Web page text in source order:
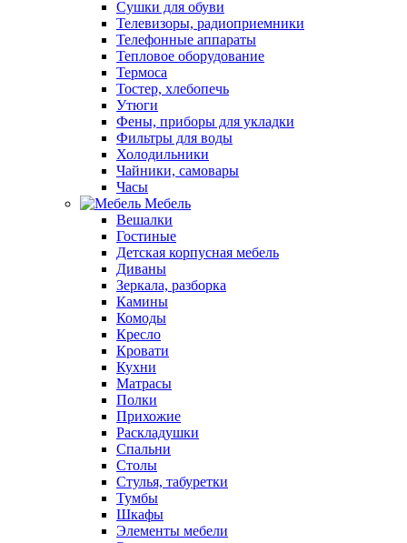
Сушки для обуви
Телевизоры, радиоприемники
Телефонные аппараты
Тепловое оборудование
Термоса
Тостер, хлебопечь
Утюги
Фены, приборы для укладки
Фильтры для воды
Холодильники
Чайники, самовары
Часы
Мебель
Вешалки
Гостиные
Детская корпусная мебель
Диваны
Зеркала, разборка
Камины
Комоды
Кресло
Кровати
Кухни
Матрасы
Полки
Прихожие
Раскладушки
Спальни
Столы
Стулья, табуретки
Тумбы
Шкафы
Элементы мебели